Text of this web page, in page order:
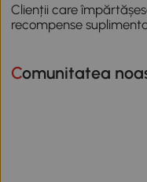
Clienții care
recompense
Comunitatea